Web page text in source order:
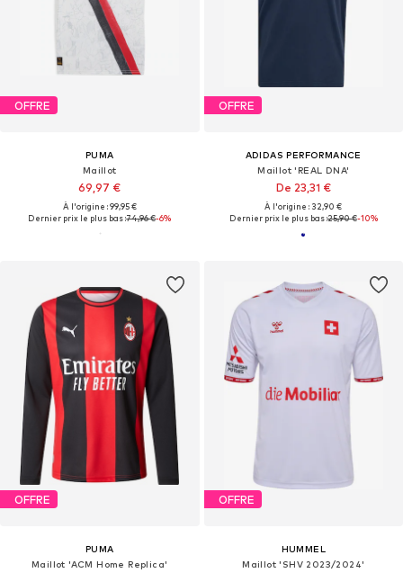
OFFRE
PUMA
Maillot
69,97 €
À l'origine : 99,95 €
Dernier prix le plus bas :74,96 €-6%
OFFRE
ADIDAS PERFORMANCE
Maillot 'REAL DNA'
De 23,31 €
À l'origine : 32,90 €
Dernier prix le plus bas :25,90 €-10%
OFFRE
PUMA
Maillot 'ACM Home Replica'
OFFRE
HUMMEL
Maillot 'SHV 2023/2024'